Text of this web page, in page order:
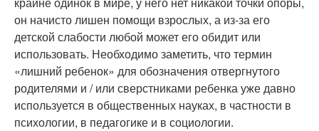
он начисто лишен помощи взрослых, а из-за его
детской слабости любой может его обидит или
использовать. Необходимо заметить, что термин
«лишний ребенок» для обозначения отвергнутого
родителями и / или сверстниками ребенка уже давно
используется в общественных науках, в частности в
психологии, в педагогике и в социологии.